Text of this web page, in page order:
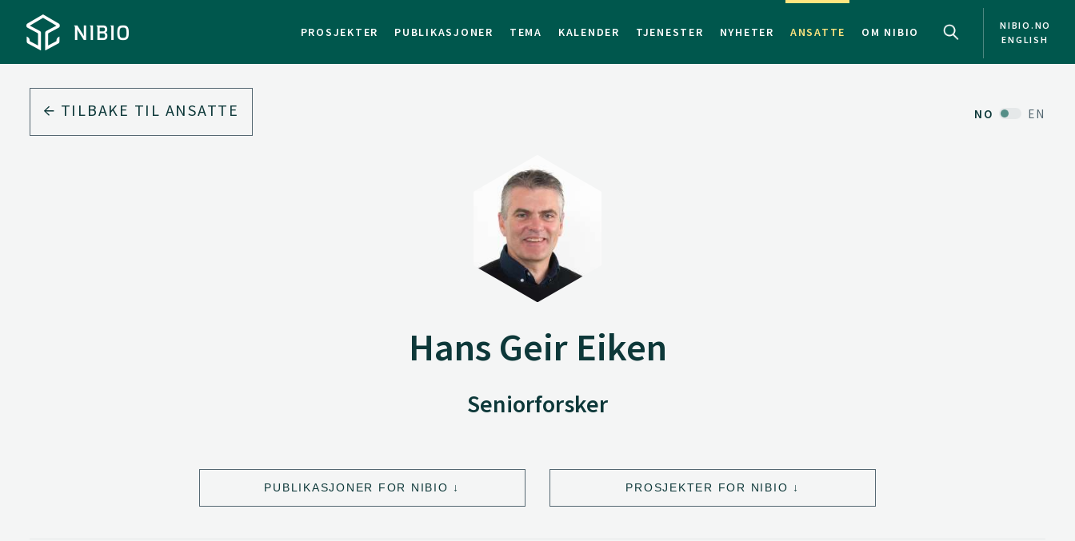
PROSJEKTER PUBLIKASJONER TEMA KALENDER TJENESTER NYHETER ANSATTE OM NIBIO
NIBIO.NO
ENGLISH
TILBAKE TIL ANSATTE NO EN
Hans Geir Eiken
Seniorforsker
PUBLIKASJONER FOR NIBIO PROSJEKTER FOR NIBIO